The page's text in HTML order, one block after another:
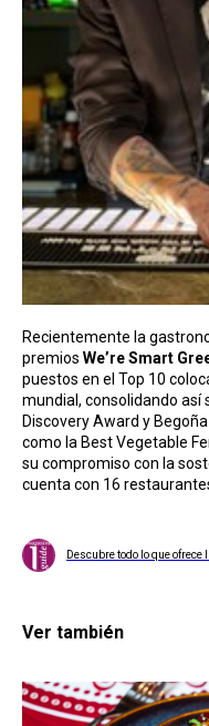
Recientemente la
premios We’re Smart
puestos en el Top 10
mundial, consolidando así
Discovery Award y
como la Best Vegetable
su compromiso con la
cuenta con 16
Descubre todo lo que ofrece
Ver también